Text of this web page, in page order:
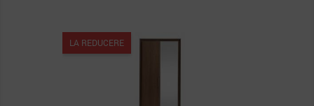
LA REDUCERE